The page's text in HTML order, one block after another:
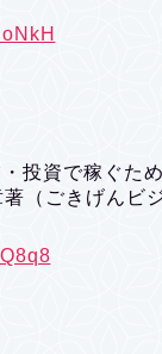
投資で稼ぐた
（ごきげんビ